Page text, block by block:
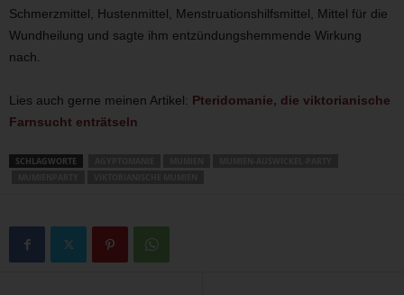
Schmerzmittel, Hustenmittel, Menstruationshilfsmittel, Mittel für die
Wundheilung und sagte ihm entzündungshemmende Wirkung
nach.
Lies auch gerne meinen Artikel: Pteridomanie, die viktorianische
Farnsucht enträtseln
SCHLAGWORTE